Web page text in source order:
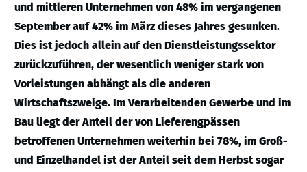
und mittleren Unternehmen von 48% im vergangenen
September auf 42% im März dieses Jahres gesunken.
Dies ist jedoch allein auf den Dienstleistungssektor
zurückzuführen, der wesentlich weniger stark von
Vorleistungen abhängt als die anderen
Wirtschaftszweige. Im Verarbeitenden Gewerbe und im
Bau liegt der Anteil der von Lieferengpässen
betroffenen Unternehmen weiterhin bei 78%, im Groß-
und Einzelhandel ist der Anteil seit dem Herbst sogar